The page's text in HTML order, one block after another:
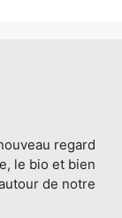
regard
le bio et bien
de notre